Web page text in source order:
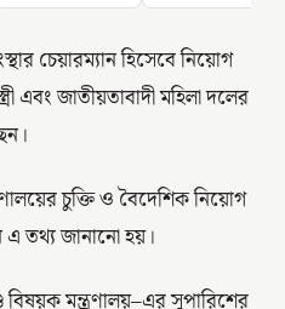
চেয়ারম্যান হিসেবে নিয়োগ
এবং জাতীয়তাবাদী মহিলা দলের
চুক্তি ও বৈদেশিক নিয়োগ
এ তথ্য জানানো হয়।
বিষয়ক মন্ত্রণালয়–এর সুপারিশের